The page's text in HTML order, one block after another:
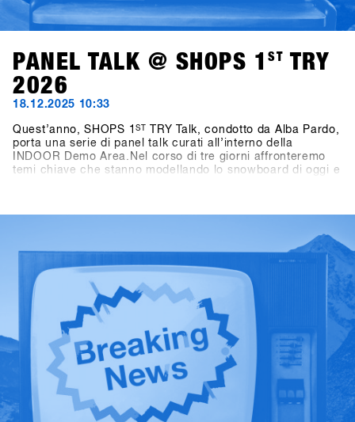
PANEL TALK @ SHOPS 1 ST TRY
2026
18.12.2025 10:33
Quest’anno, SHOPS 1ST
TRY Talk, condotto da Alba Pardo,
porta una serie di panel talk curati all’interno della
INDOOR Demo Area.Nel corso di tre giorni affronteremo
temi chiave che stanno modellando lo snowboard di oggi e
analizzando come le diverse formule di contest influenzino
i consumatori, la cultura e il futuro dello snowboard.
Martedì, il confronto si concentra sullo storytelling,
interrogandosi su chi stia raccontando oggi lo snowboard,
e perché questo sia rilevante anche dal punto di vista del
business.Condotti da Alba Pardo con un approccio diretto
e mirato, questi talk offrono spunti concreti, discussioni
sincere e prospettive che contano davvero per l’industria
dello snowboard.